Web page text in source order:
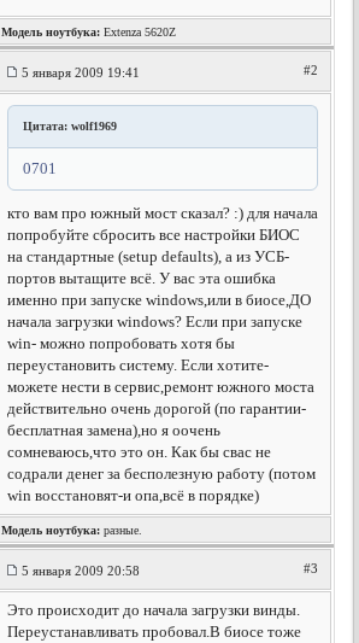
Модель ноутбука: Extenza 5620Z
5 января 2009 19:41 #2
Цитата: wolf1969
0701
кто вам про южный мост сказал? :) для начала
попробуйте сбросить все настройки БИОС
на стандартные (setup defaults), а из УСБ-
портов вытащите всё. У вас эта ошибка
именно при запуске windows,или в биосе,ДО
начала загрузки windows? Если при запуске
win- можно попробовать хотя бы
переустановить систему. Если хотите-
можете нести в сервис,ремонт южного моста
действительно очень дорогой (по гарантии-
бесплатная замена),но я оочень
сомневаюсь,что это он. Как бы свас не
содрали денег за бесполезную работу (потом
win восстановят-и опа,всё в порядке)
Модель ноутбука: разные.
5 января 2009 20:58 #3
Это происходит до начала загрузки винды.
Переустанавливать пробовал.В биосе тоже